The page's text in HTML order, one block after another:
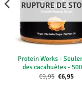
RUPTURE DE
Protein Works -
des cacahuètes -
€9,95 Le
prix
€6,95Le